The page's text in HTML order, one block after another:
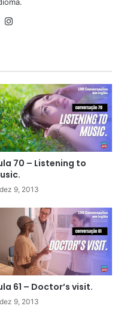
YouTube
70 – Listening to
dez 9, 2013
61 – Doctor’s visit.
dez 9, 2013